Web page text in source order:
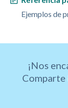
Ejemplos de
¡Nos